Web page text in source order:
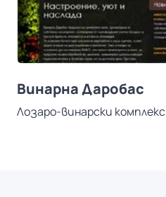
Винарна Даробас
Лозаро-винарски комплекс